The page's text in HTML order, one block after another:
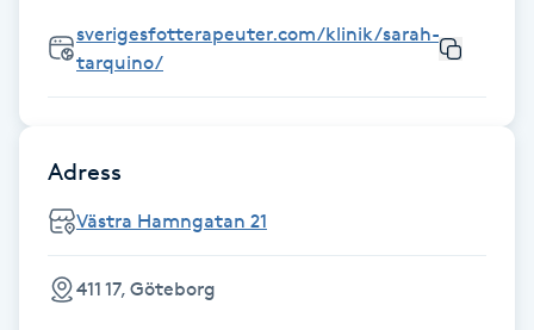
Friskvård
Friskvårdsmassage
Frisör
Funktionsanalys
Färgning
sverigesfotterapeuter.com/klinik/sarah-
tarquino/
Adress
Västra Hamngatan 21
411 17, Göteborg